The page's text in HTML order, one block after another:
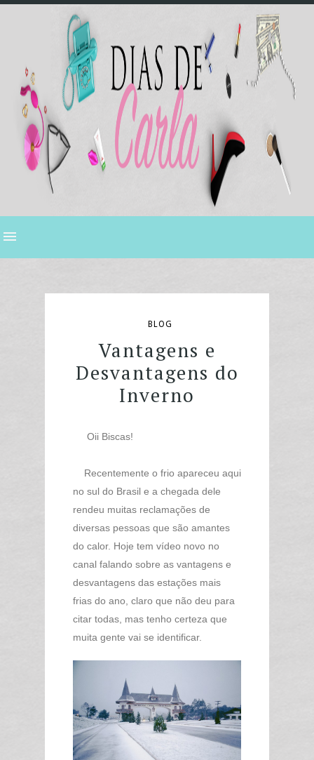
BLOG
Vantagens e
Desvantagens do
Inverno
Oii Biscas!
Recentemente o frio apareceu aqui
no sul do Brasil e a chegada dele
rendeu muitas reclamações de
diversas pessoas que são amantes
do calor. Hoje tem vídeo novo no
canal falando sobre as vantagens e
desvantagens das estações mais
frias do ano, claro que não deu para
citar todas, mas tenho certeza que
muita gente vai se identificar.